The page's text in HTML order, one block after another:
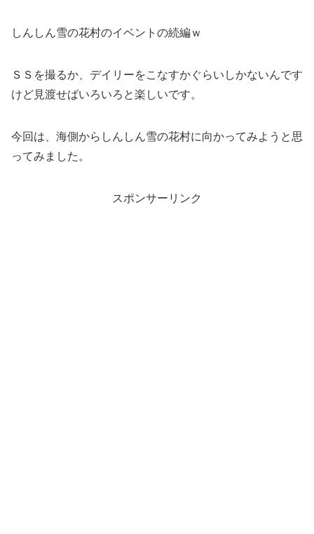
しんしん雪の花村のイベントの続編ｗ
ＳＳを撮るか、デイリーをこなすかぐらいしかないんです
けど見渡せばいろいろと楽しいです。
今回は、海側からしんしん雪の花村に向かってみようと思
ってみました。
スポンサーリンク